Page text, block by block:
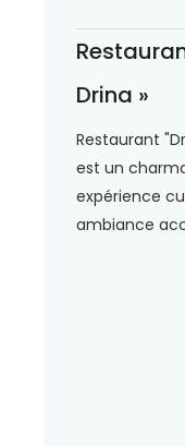
Drina »
Restaurant
est un
expérience
ambiance